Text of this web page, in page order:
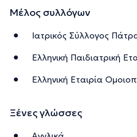
Μέλος συλλόγων
Ιατρικός Σύλλογος
Ελληνική Παιδιατρική
Ελληνική Εταιρία
Ξένες γλώσσες